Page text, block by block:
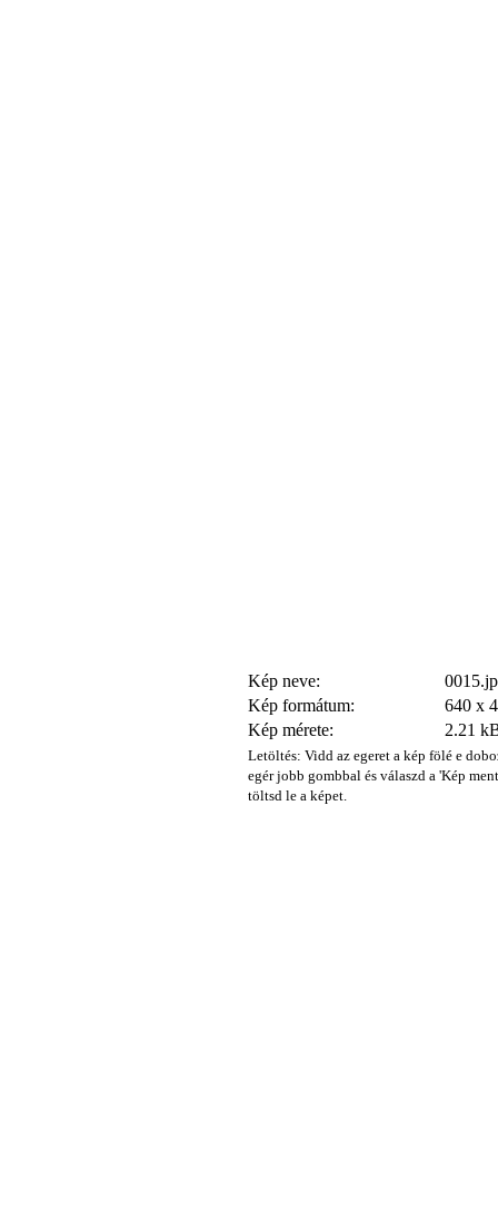
Kép neve:
Kép formátum:
640 x
Kép mérete:
2.21
Letöltés: Vidd az egeret a kép fölé e
egér jobb gombbal és válaszd a 'Kép
töltsd le a képet.